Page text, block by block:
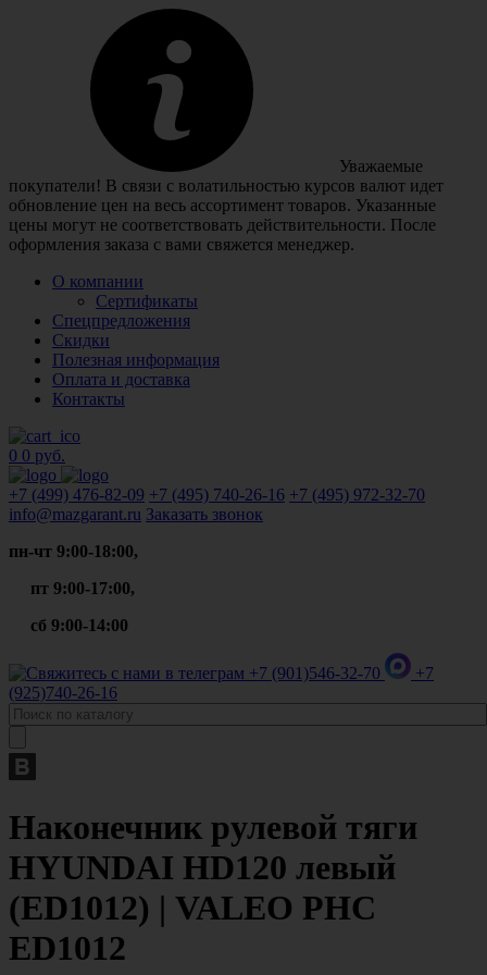
Уважаемые
покупатели! В связи с волатильностью курсов валют идет
обновление цен на весь ассортимент товаров. Указанные
цены могут не соответствовать действительности. После
оформления заказа с вами свяжется менеджер.
О компании
Сертификаты
Спецпредложения
Скидки
Полезная информация
Оплата и доставка
Контакты
0 0 руб.
+7 (499) 476-82-09 +7 (495) 740-26-16 +7 (495) 972-32-70
info@mazgarant.ru Заказать звонок
пн-чт 9:00-18:00,
пт 9:00-17:00,
сб 9:00-14:00
+7 (901)546-32-70
+7
(925)740-26-16
Наконечник рулевой тяги
HYUNDAI HD120 левый
(ED1012) | VALEO PHC
ED1012